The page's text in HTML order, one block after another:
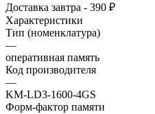
Доставка завтра - 390 ₽
Характеристики
Тип (номенклатура)
—
оперативная память
Код производителя
—
KM-LD3-1600-4GS
Форм-фактор памяти